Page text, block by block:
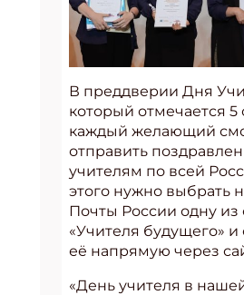
В преддверии Дня
который отмечается 5
каждый желающий
отправить
учителям по всей
этого нужно выбрать
Почты России одну из
«Учителя будущего» и
её напрямую через
«День учителя в